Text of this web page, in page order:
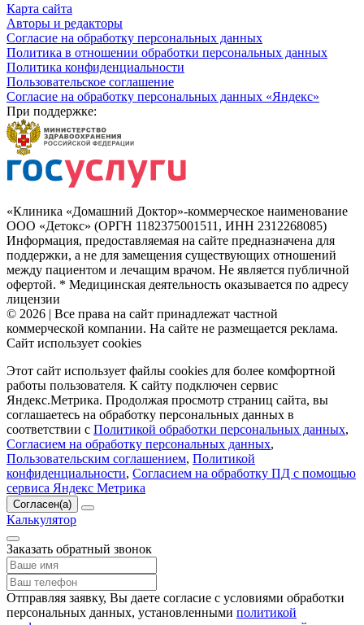
Карта сайта
Авторы и редакторы
Согласие на обработку персональных данных
Политика в отношении обработки персональных данных
Политика конфиденциальности
Пользовательское соглашение
Согласие на обработку персональных данных «Яндекс»
При поддержке:
«Клиника «Домашний Доктор»-коммерческое наименование
ООО «Детокс» (ОРГН 1182375001511, ИНН 2312268085)
Информация, предоставляемая на сайте предназначена для
поддержки, а не для замещения существующих отношений
между пациентом и лечащим врачом. Не является публичной
офертой. * Медицинская деятельность оказывается по адресу
лицензии
© 2026 | Все права на сайт принадлежат частной
коммерческой компании. На сайте не размещается реклама.
Сайт использует cookies
Этот сайт использует файлы cookies для более комфортной
работы пользователя. К сайту подключен сервис
Яндекс.Метрика. Продолжая просмотр страниц сайта, вы
соглашаетесь на обработку персональных данных в
соответствии с Политикой обработки персональных данных,
Согласием на обработку персональных данных,
Пользовательским соглашением, Политикой
конфиденциальности, Согласием на обработку ПД с помощью
сервиса Яндекс Метрика
Согласен(а)
Калькулятор
Заказать обратный звонок
Отправляя заявку, Вы даете согласие с условиями обработки
персональных данных, установленными политикой